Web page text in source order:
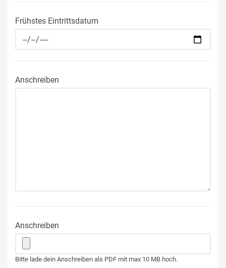
Frühstes Eintrittsdatum
Anschreiben
Anschreiben
Bitte lade dein Anschreiben als PDF mit max 10 MB hoch.